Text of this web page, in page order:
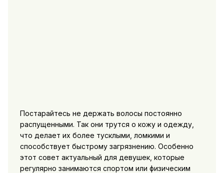
Постарайтесь не держать волосы постоянно
распущенными. Так они трутся о кожу и одежду,
что делает их более тусклыми, ломкими и
способствует быстрому загрязнению. Особенно
этот совет актуальный для девушек, которые
регулярно занимаются спортом или физическим